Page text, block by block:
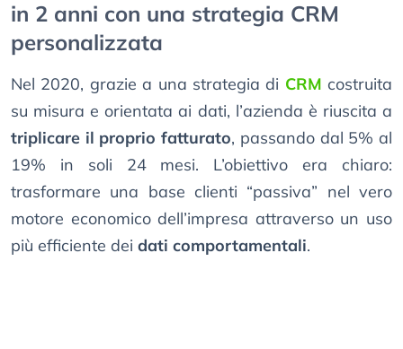
in 2 anni con una strategia CRM
personalizzata
Nel 2020, grazie a una strategia di CRM costruita
su misura e orientata ai dati, l’azienda è riuscita a
triplicare il proprio fatturato, passando dal 5% al
19% in soli 24 mesi. L’obiettivo era chiaro:
trasformare una base clienti “passiva” nel vero
motore economico dell’impresa attraverso un uso
più efficiente dei dati comportamentali.